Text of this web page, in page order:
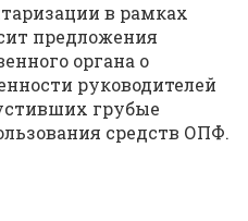
в рамках
предложения
органа о
руководителей
грубые
средств ОПФ.